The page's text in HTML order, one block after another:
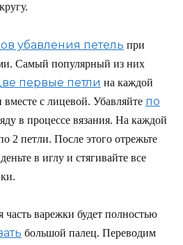
убавления петель при
Самый популярный из них
первые петли на каждой
с лицевой. Убавляйте по
в процессе вязания. На каждой
2 петли. После этого отрежьте
в иглу и стягивайте все
часть варежки будет полностью
большой палец. Переводим